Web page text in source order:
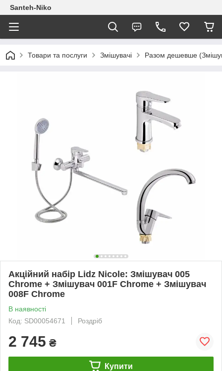
Santeh-Niko
Товари та послуги Змішувачі Разом дешевше
Акційний набір Lidz Nicole: Змішувач 005
Chrome + Змішувач 001F Chrome + Змішувач
008F Chrome
В наявності
Код: SD00054671
Роздріб
2 745 ₴
Купити